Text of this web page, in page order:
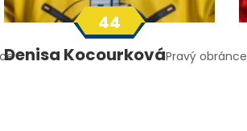
44
Denisa KocourkováPravý obránce